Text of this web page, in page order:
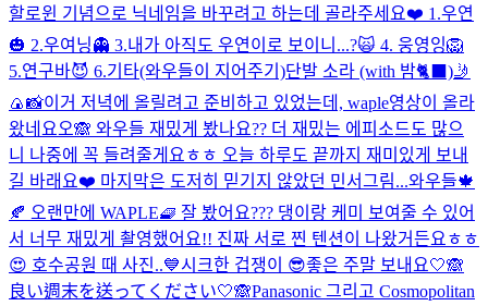
할로윈 기념으로 닉네임을 바꾸려고 하는데 골라주세요❤️ 1.우연
🎃 2.우여닝👻 3.내가 아직도 우연이로 보이니...?🙀 4. 웅영잉🦁
5.연구바😈 6.기타(와우들이 지어주기)단발 소라 (with 밤🐈‍⬛)🤳
🍙📸이거 저녁에 올릴려고 준비하고 있었는데, waple영상이 올라
왔네요오🙈 와우들 재밌게 봤나요?? 더 재밌는 에피소드도 많으
니 나중에 꼭 들려줄게요ㅎㅎ 오늘 하루도 끝까지 재미있게 보내
길 바래요❤️ 마지막은 도저히 믿기지 않았던 민서그림...와우들🍁
🍂 오랜만에 WAPLE🧇 잘 봤어요??? 댕이랑 케미 보여줄 수 있어
서 너무 재밌게 촬영했어요!! 진짜 서로 찐 텐션이 나왔거든요ㅎㅎ
😍 호수공원 때 사진..💙시크한 겁쟁이 😎좋은 주말 보내요🤍🙈
良い週末を送ってください🤍🙈Panasonic 그리고 Cosmopolitan